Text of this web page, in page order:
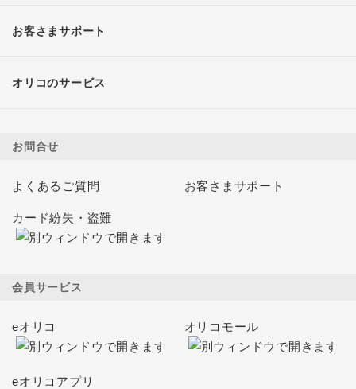
お客さまサポート
オリコのサービス
お問合せ
よくあるご質問 お客さまサポート
カード紛失・盗難
会員サービス
eオリコ オリコモール
eオリコアプリ